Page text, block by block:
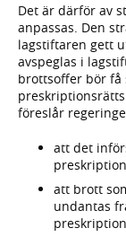
Det är därför av
anpassas. Den
lagstiftaren gett
avspeglas i
brottsoffer bör få
föreslår
att det
att brott
undantas
preskription,